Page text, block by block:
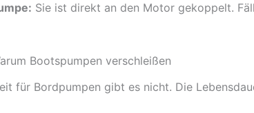
Sie ist direkt an den Motor gekoppelt.
Bootspumpen verschleißen
für Bordpumpen gibt es nicht. Die